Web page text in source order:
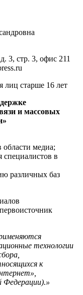
3, стр. 3, офис 211
лиц старше 16 лет
и массовых
медиа;
специалистов в
различных баз
технологии
к
Федерации).»